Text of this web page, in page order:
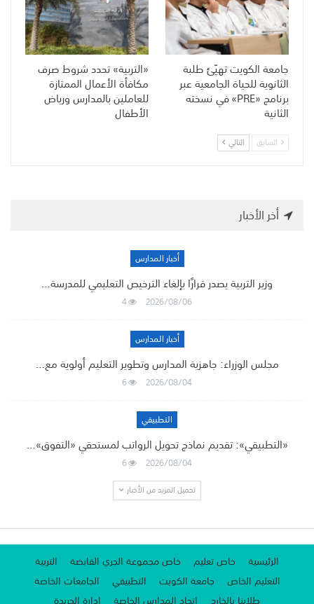
جامعة الكويت تهيّئ طلبة
الثانوية للحياة الجامعية عبر
برنامج «PRE» في نسخته
الثانية
«التربية» تحدد شروط صرف
مكافأة الأعمال الممتازة
للعاملين بالمدارس ورياض
الأطفال
السابق التالي
أخر الأخبار
أخبار المدارس
وزير التربية يصدر قرارًا بإلغاء الترخيص التعليمي للمدرسة…
2026/08/06
4
أخبار المدارس
مجلس الوزراء: جاهزية المدارس وتطوير التعليم أولوية مع…
2026/08/04
6
التطبيقي
«التطبيقي»: تقديم نماذج تحويل الرواتب لمستحقي «التفوق»…
2026/08/04
6
تحميل المزيد من الأخبار
الرئيسية خاص تعليم خاص مجموعة الجري القابضة
التربية
التعليم الخاص
جامعة الكويت التطبيقي
الجامعات الخاصة